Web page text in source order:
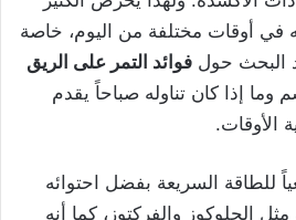
في أوقات مختلفة من اليوم، خاصة
البحث حول فوائد التمر على الريق
وما إذا كان تناوله صباحاً يقدم
الأوقات.
للطاقة السريعة بفضل احتوائه
الجلوكوز والفركتوز، كما أنه